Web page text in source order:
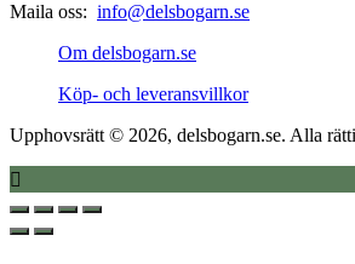
Maila oss: info@delsbogarn.se
Om delsbogarn.se
Köp- och leveransvillkor
Upphovsrätt © 2026, delsbogarn.se. Alla